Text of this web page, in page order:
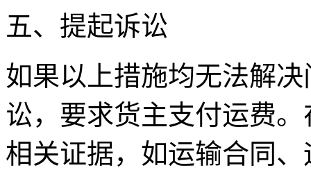
五、提起诉讼
如果以上措施均无法解
讼，要求货主支付运费
相关证据，如运输合同